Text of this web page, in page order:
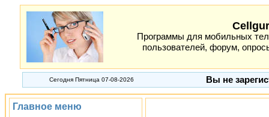
Программы для мобильных
пользователей, форум,
Сегодня Пятница 07-08-2026 Вы не
Главное меню